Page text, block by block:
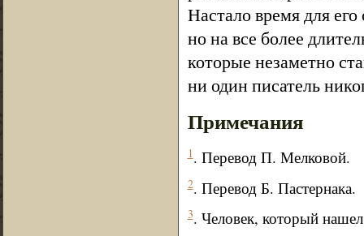
Настало время для
но на все более
которые незаметно
ни один писатель
Примечания
1. Перевод П. Мелковой.
2. Перевод Б. Пастернака.
3. Человек, который